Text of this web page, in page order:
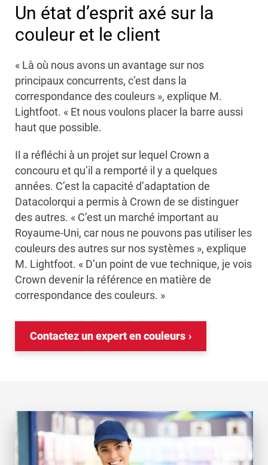
Un état d’esprit axé sur la
couleur et le client
« Là où nous avons un avantage sur nos
principaux concurrents, c’est dans la
correspondance des couleurs », explique M.
Lightfoot. « Et nous voulons placer la barre aussi
haut que possible.
Il a réfléchi à un projet sur lequel Crown a
concouru et qu’il a remporté il y a quelques
années. C’est la capacité d’adaptation de
Datacolorqui a permis à Crown de se distinguer
des autres. « C’est un marché important au
Royaume-Uni, car nous ne pouvons pas utiliser les
couleurs des autres sur nos systèmes », explique
M. Lightfoot. « D’un point de vue technique, je vois
Crown devenir la référence en matière de
correspondance des couleurs. »
Contactez un expert en couleurs